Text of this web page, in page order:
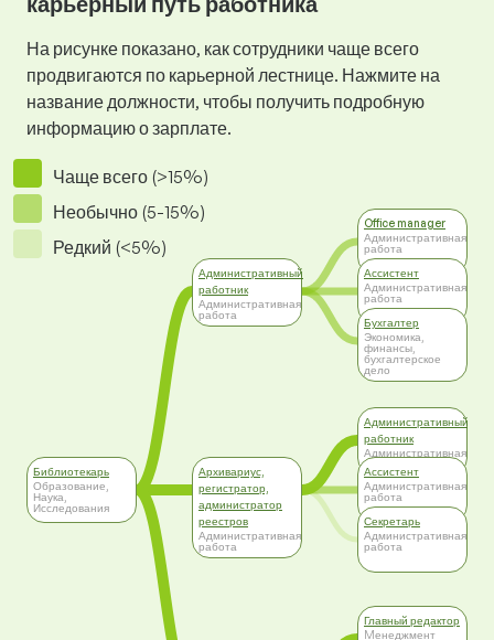
На рисунке показано, как сотрудники чаще всего
продвигаются по карьерной лестнице. Нажмите на
название должности, чтобы получить подробную
информацию о зарплате.
Чаще всего (>15%)
Необычно (5-15%)
Редкий (<5%)
Библиотекарь
Образование,
Наука,
Исследования
Административный
работник
Административная
работа
Архивариус,
регистратор,
администратор
реестров
Административная
работа
Office manager
Административная
работа
Ассистент
Административная
работа
Бухгалтер
Экономика,
финансы,
бухгалтерское
дело
Административный
работник
Административная
работа
Ассистент
Административная
работа
Секретарь
Административная
работа
Главный редактор
Mенеджмент